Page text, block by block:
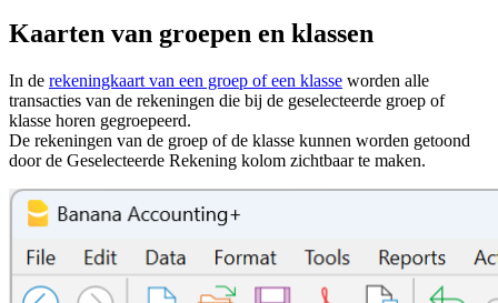
Kaarten van groepen en klassen
In de rekeningkaart van een groep of een klasse worden alle
transacties van de rekeningen die bij de geselecteerde groep of
klasse horen gegroepeerd.
De rekeningen van de groep of de klasse kunnen worden getoond
door de Geselecteerde Rekening kolom zichtbaar te maken.